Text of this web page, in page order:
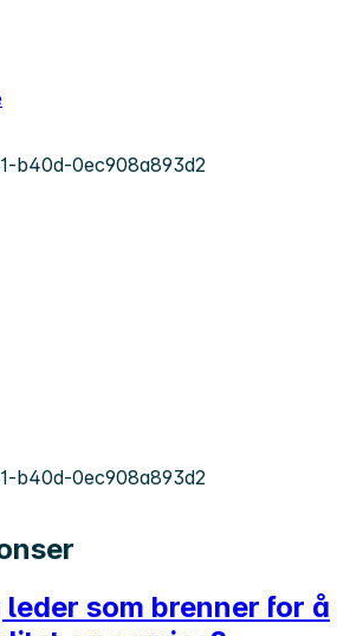
b40d-0ec908a893d2
b40d-0ec908a893d2
som brenner for å